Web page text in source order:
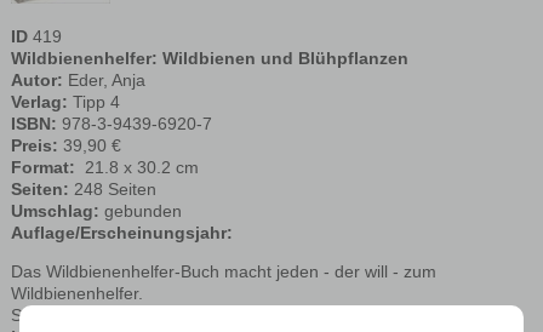
ID419
Wildbienenhelfer: Wildbienen und Blühpflanzen
Autor: Eder, Anja
Verlag: Tipp 4
ISBN: 978-3-9439-6920-7
Preis: 39,90 €
Format: ‎ 21.8 x 30.2 cm
Seiten: 248 Seiten
Umschlag: gebunden
Auflage/Erscheinungsjahr:
Das Wildbienenhelfer-Buch macht jeden - der will - zum
Wildbienenhelfer.
Seit Jahren vollzieht sich in Gärten und auf Feldern ein